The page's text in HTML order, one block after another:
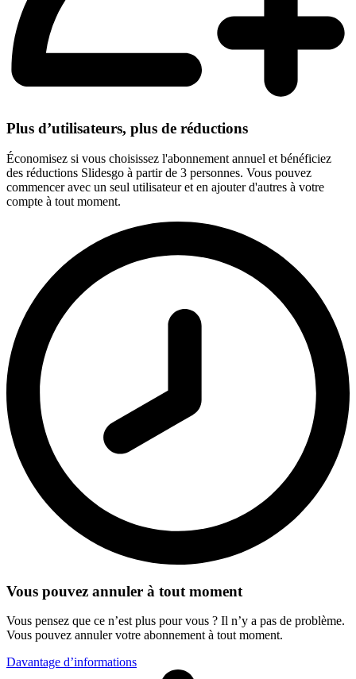
Plus d’utilisateurs, plus de réductions
Économisez si vous choisissez l'abonnement annuel et bénéficiez
des réductions Slidesgo à partir de 3 personnes. Vous pouvez
commencer avec un seul utilisateur et en ajouter d'autres à votre
compte à tout moment.
Vous pouvez annuler à tout moment
Vous pensez que ce n’est plus pour vous ? Il n’y a pas de problème.
Vous pouvez annuler votre abonnement à tout moment.
Davantage d’informations